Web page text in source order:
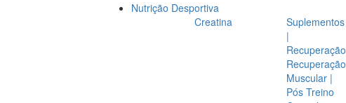
Nutrição Desportiva
Creatina
Suplementos
|
Recuperação
Recuperação
Muscular |
Pós Treino